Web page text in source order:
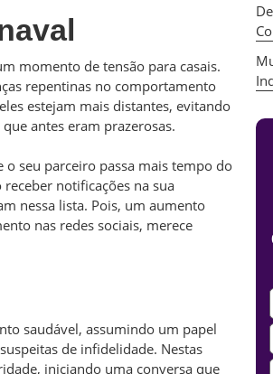
momento de tensão para casais.
repentinas no comportamento
estejam mais distantes, evitando
antes eram prazerosas.
seu parceiro passa mais tempo do
notificações na sua
nessa lista. Pois, um aumento
nas redes sociais, merece
saudável, assumindo um papel
de infidelidade. Nestas
iniciando uma conversa que